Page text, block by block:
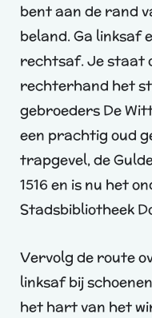
bent aan de rand
beland. Ga linksaf
rechtsaf. Je staat
rechterhand het
gebroeders De
een prachtig oud
trapgevel, de
1516 en is nu het
Stadsbibliotheek
Vervolg de route
linksaf bij
het hart van het